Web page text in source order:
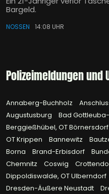
Bargeld.
NOSSEN 14:08 UHR
Polizeimeldungen und
Annaberg-Buchholz
Augustusburg
Bad
Berggießhübel, OT Börnersdorf
OT Krippen
Bannewitz
Borna
Brand-Erbisdorf
Chemnitz
Coswig
Dippoldiswalde, OT Ulberndorf
Dresden-Äußere Neustadt